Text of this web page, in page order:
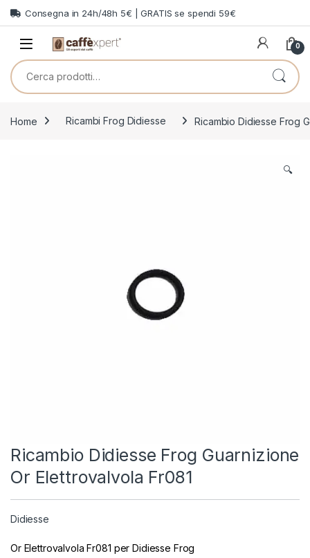
Skip to navigation
Skip to content
Consegna in 24h/48h 5€ | GRATIS se spendi 59€
0
Cerca:
Home Ricambi Frog Didiesse Ricambio Didiesse Frog
🔍
Ricambio Didiesse Frog Guarnizione
Or Elettrovalvola Fr081
Didiesse
Or Elettrovalvola Fr081 per Didiesse Frog